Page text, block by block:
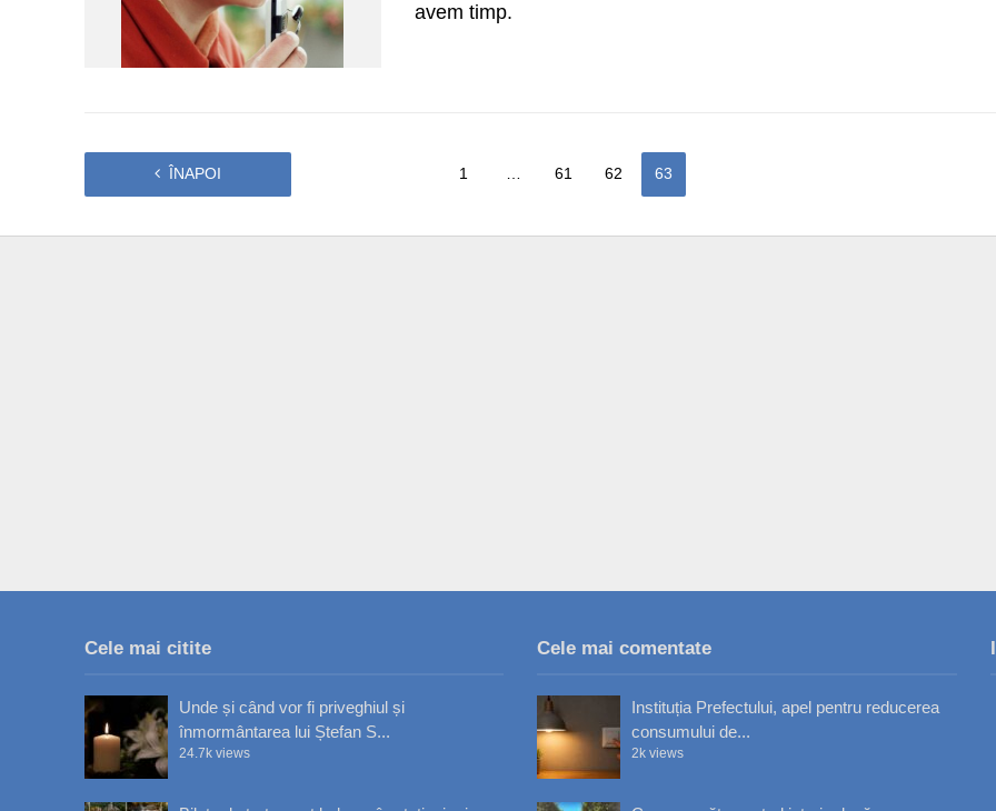
avem timp.
ÎNAPOI 1 61 62 63
Cele mai citite
Unde și când vor fi priveghiul și
înmormântarea lui Ștefan S...
24.7k views
Cele mai comentate
Instituția Prefectului, apel pentru reducerea
consumului de...
2k views